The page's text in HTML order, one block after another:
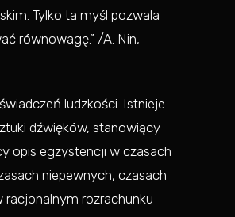
Tylko ta myśl pozwala
równowagę.” /A. Nin,
ludzkości. Istnieje
dźwięków, stanowiący
opis egzystencji w czasach
niepewnych, czasach
racjonalnym rozrachunku